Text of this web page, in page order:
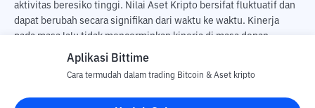
aktivitas beresiko tinggi. Nilai Aset Kripto bersifat fluktuatif dan
dapat berubah secara signifikan dari waktu ke waktu. Kinerja
pada masa lalu tidak mencerminkan kinerja di masa depan.
Terdapat risiko kehilangan sebagai dampak dari membeli dan
pengguna. PT Utama Aset Digital Indonesia (Bittime) tidak
bertanggung jawab atas perubahan fluktuasi dari nilai tukar Aset
Aplikasi Bittime
Cara termudah dalam trading Bitcoin & Aset kripto